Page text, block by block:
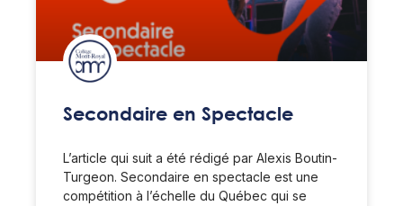
Secondaire en Spectacle
L’article qui suit a été rédigé par Alexis Boutin-
Turgeon. Secondaire en spectacle est une
compétition à l’échelle du Québec qui se